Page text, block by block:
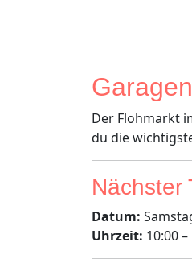
Der Flohmarkt
du die
Nächster
Datum:
Uhrzeit: 10:00